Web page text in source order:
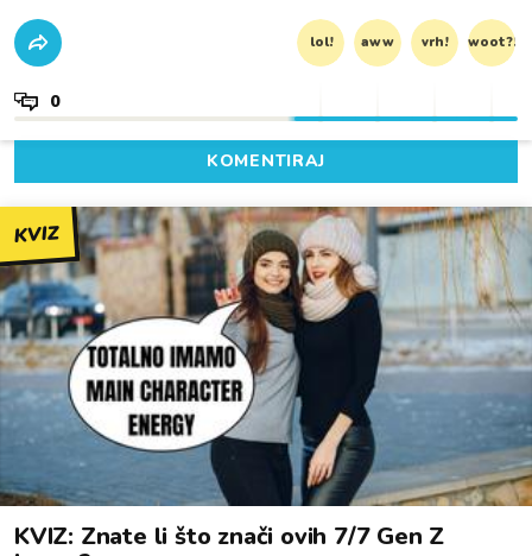
lol! aww vrh! woot?!
0
KOMENTIRAJ
KVIZ
KVIZ: Znate li što znači ovih 7/7 Gen Z